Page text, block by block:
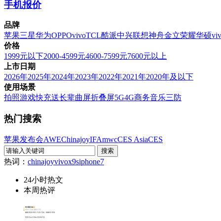
手机报价
品牌
苹果三星华为OPPOvivoTCL酷派中兴联想神舟金立荣耀华硕
价格
1999元以下2000-4599元4600-7599元7600元以上
上市日期
2026年2025年2024年2023年2022年2021年2020年及以下
使用场景
拍照游戏快充送长辈曲屏折叠屏5G4G商务音乐三防
热门搜索
苹果发布会AWEChinajoyIFAmwcCES AsiaCES
热词： chinajoyvivox9siphone7
24小时热文
本周热评